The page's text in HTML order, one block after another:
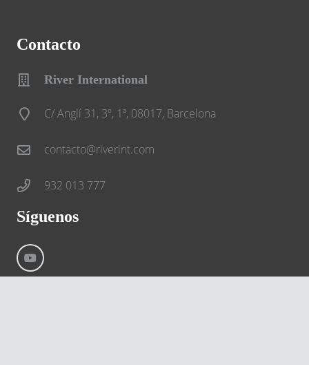
Contacto
River International
C/ Anglí 31, 3º, 1ª, 08017, Barcelona
contacto@riverint.com
932 013 777
Síguenos